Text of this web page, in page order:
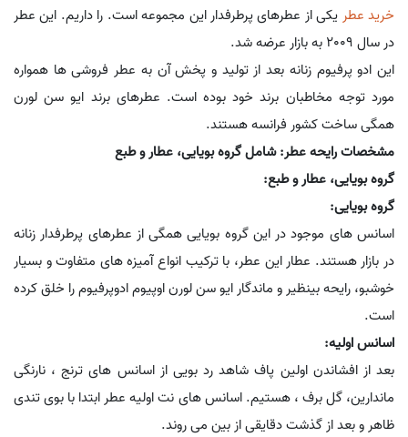
خرید عطر یکی از عطرهای پرطرفدار این مجموعه است. را داریم. این عطر
در سال 2009 به بازار عرضه شد.
این ادو پرفیوم زنانه بعد از تولید و پخش آن به عطر فروشی ها همواره
مورد توجه مخاطبان برند خود بوده است. عطرهای برند ایو سن لورن
همگی ساخت کشور فرانسه هستند.
مشخصات رایحه عطر: شامل گروه بویایی، عطار و طبع
گروه بویایی، عطار و طبع:
گروه بویایی:
اسانس های موجود در این گروه بویایی همگی از عطرهای پرطرفدار زنانه
در بازار هستند. عطار این عطر، با ترکیب انواع آمیزه های متفاوت و بسیار
خوشبو، رایحه بینظیر و ماندگار ایو سن لورن اوپیوم ادوپرفیوم را خلق کرده
است.
اسانس اولیه:
بعد از افشاندن اولین پاف شاهد رد بویی از اسانس های ترنج ، نارنگی
ماندارین، گل برف ، هستیم. اسانس های نت اولیه عطر ابتدا با بوی تندی
ظاهر و بعد از گذشت دقایقی از بین می روند.